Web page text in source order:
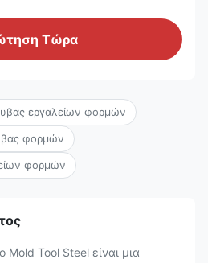
Τώρα
εργαλείων φορμών
φορμών
φορμών
Mold Tool Steel είναι μια